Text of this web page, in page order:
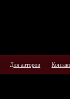
Для авторов